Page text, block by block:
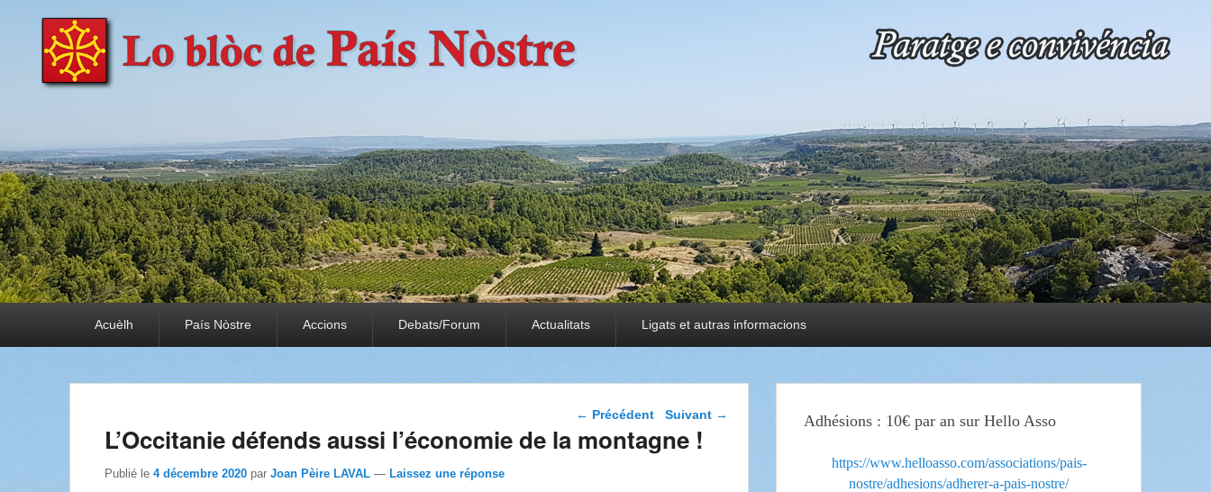
País Nòstre
Paratge e Convivència
Acuèlh País Nòstre Accions Debats/Forum Actualitats Ligats et autras informacions
Navigation dans les
articles
← Précédent Suivant →
L’Occitanie défends aussi l’économie de la montagne !
Publié le 4 décembre 2020 par Joan Pèire LAVAL — Laissez une réponse
Adhésions : 10€ par an sur Hello Asso
https://www.helloasso.com/associations/pais-
nostre/adhesions/adherer-a-pais-nostre/